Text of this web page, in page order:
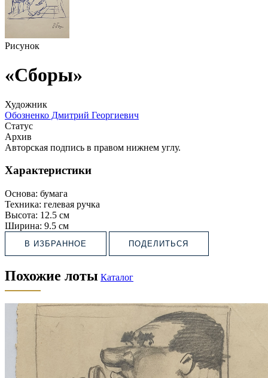
Рисунок
«Сборы»
Художник
Обозненко Дмитрий Георгиевич
Статус
Архив
Авторская подпись в правом нижнем углу.
Характеристики
Основа: бумага
Техника: гелевая ручка
Высота: 12.5 см
Ширина: 9.5 см
В ИЗБРАННОЕ ПОДЕЛИТЬСЯ
Похожие лоты Каталог